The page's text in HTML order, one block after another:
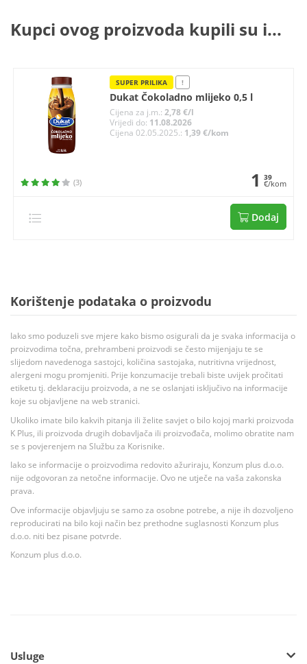
Kupci ovog proizvoda kupili su i...
SUPER PRILIKA !
Dukat Čokoladno mlijeko 0,5 l
Cijena za j.m.:2,78 €/l
Vrijedi do: 11.08.2026
Cijena 02.05.2025.: 1,39 €/kom
(3) 1 39
€/kom
Dodaj
Korištenje podataka o proizvodu
Iako smo poduzeli sve mjere kako bismo osigurali da je svaka informacija o
proizvodima točna, prehrambeni proizvodi se često mijenjaju te se
slijedom navedenoga sastojci, količina sastojaka, nutritivna vrijednost,
alergeni mogu promjeniti. Prije konzumacije trebali biste uvijek pročitati
etiketu tj. deklaraciju proizvoda, a ne se oslanjati isključivo na informacije
koje su objavljene na web stranici.
Ukoliko imate bilo kakvih pitanja ili želite savjet o bilo kojoj marki proizvoda
K Plus, ili proizvoda drugih dobavljača ili proizvođača, molimo obratite nam
se s povjerenjem na Službu za Korisnike.
Iako se informacije o proizvodima redovito ažuriraju, Konzum plus d.o.o.
nije odgovoran za netočne informacije. Ovo ne utječe na vaša zakonska
prava.
Ove informacije objavljuju se samo za osobne potrebe, a nije ih dozvoljeno
reproducirati na bilo koji način bez prethodne suglasnosti Konzum plus
d.o.o. niti bez pisane potvrde.
Konzum plus d.o.o.
Usluge